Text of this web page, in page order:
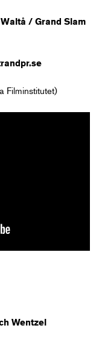
/ Grand Slam
Filminstitutet)
Wentzel